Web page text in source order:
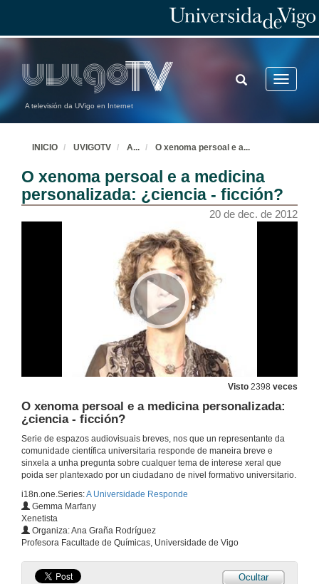
A televisión da UVigo en Internet
Toggle
TOGGLE
SEARCH
INICIO UVIGOTV A... O xenoma persoal e a...
O xenoma persoal e a medicina
personalizada: ¿ciencia - ficción?
20 de dec. de 2012
Visto 2398 veces
O xenoma persoal e a medicina personalizada:
¿ciencia - ficción?
Serie de espazos audiovisuais breves, nos que un representante da
comunidade científica universitaria responde de maneira breve e
sinxela a unha pregunta sobre cualquer tema de interese xeral que
poida ser plantexado por un ciudadano de nivel formativo universitario.
i18n.one.Series:A Universidade Responde
Gemma Marfany
Xenetista
Organiza: Ana Graña Rodríguez
Profesora Facultade de Químicas, Universidade de Vigo
Ocultar